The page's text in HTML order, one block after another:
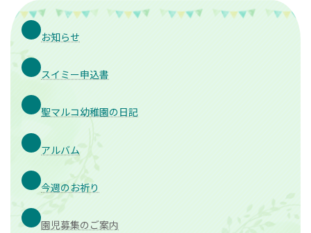
お知らせ
スイミー申込書
聖マルコ幼稚園の日記
アルバム
今週のお祈り
園児募集のご案内